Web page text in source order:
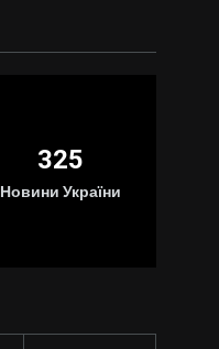
325
Новини України